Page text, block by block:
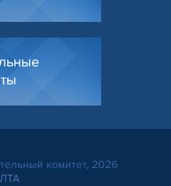
комитет, 2026